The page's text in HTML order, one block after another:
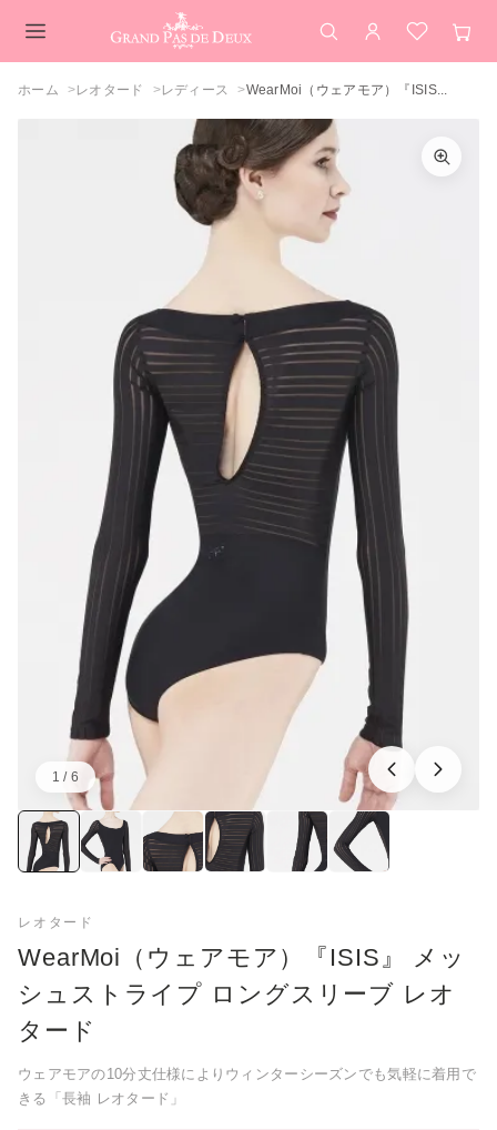
検索 アカウント
お気に入
カ
カラーを選択してください
WearMoi（ウェアモア）『ISIS』 メッシ
ュストライプ ロングスリーブ レオタード
ホーム レオタード レディース WearMoi（ウェアモア）『ISIS...
1 / 6
画像：1／6
レオタード
WearMoi（ウェアモア）『ISIS』 メッ
シュストライプ ロングスリーブ レオ
タード
ウェアモアの10分丈仕様によりウィンターシーズンでも気軽に着用で
きる「長袖 レオタード」